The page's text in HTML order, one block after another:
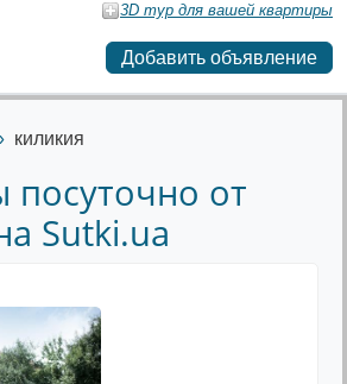
3D тур для вашей квартиры
Добавить объявление
киликия
посуточно от
Sutki.ua